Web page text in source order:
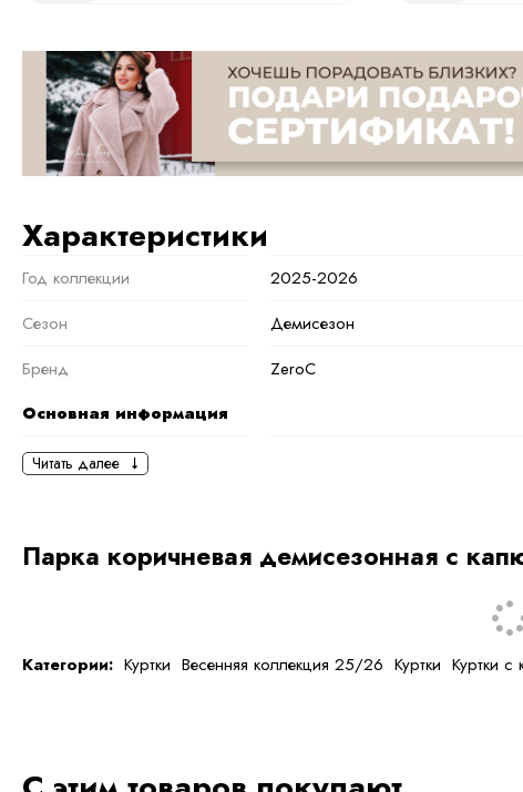
Характеристики
Год коллекции
2025-2026
Сезон
Демисезон
Бренд
ZeroC
Основная информация
черный
Состав ткани
100 % полиэстер
информация
Читать далее
Парка коричневая демисезонная с
Категории: Куртки Весенняя коллекция 25/26 Куртки Куртки